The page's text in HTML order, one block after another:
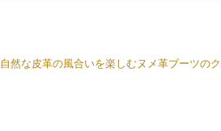
自然な皮革の風合いを楽しむヌメ革ブーツの